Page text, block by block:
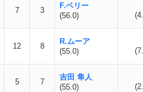
7 3
F.ベリー
(56.0)
12 8
R.ムーア
(55.0)
5 7
吉田 隼人
(55.0)